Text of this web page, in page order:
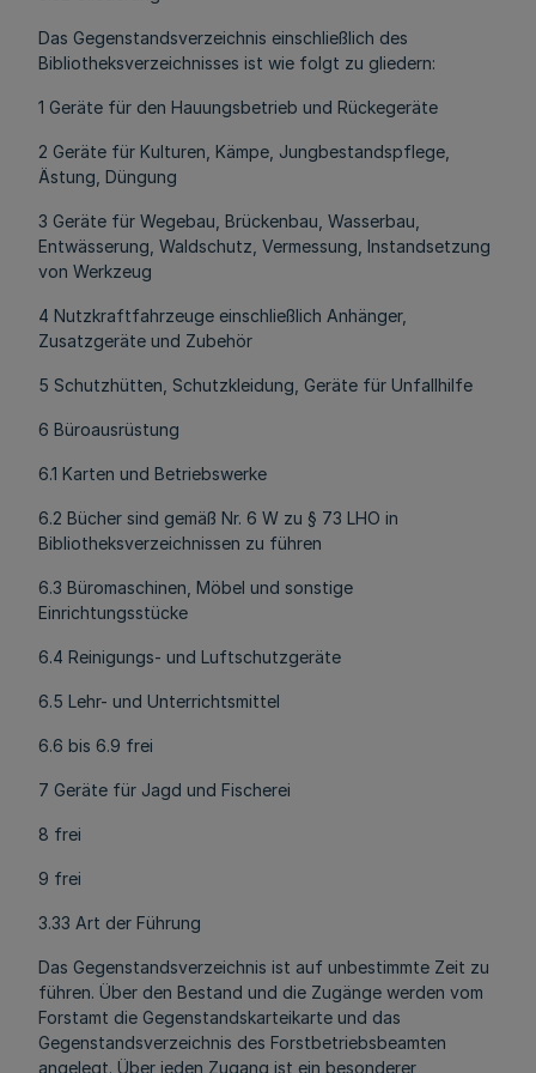
Das Gegenstandsverzeichnis einschließlich des
Bibliotheksverzeichnisses ist wie folgt zu gliedern:
1 Geräte für den Hauungsbetrieb und Rückegeräte
2 Geräte für Kulturen, Kämpe, Jungbestandspflege,
Ästung, Düngung
3 Geräte für Wegebau, Brückenbau, Wasserbau,
Entwässerung, Waldschutz, Vermessung, Instandsetzung
von Werkzeug
4 Nutzkraftfahrzeuge einschließlich Anhänger,
Zusatzgeräte und Zubehör
5 Schutzhütten, Schutzkleidung, Geräte für Unfallhilfe
6 Büroausrüstung
6.1 Karten und Betriebswerke
6.2 Bücher sind gemäß Nr. 6 W zu § 73 LHO in
Bibliotheksverzeichnissen zu führen
6.3 Büromaschinen, Möbel und sonstige
Einrichtungsstücke
6.4 Reinigungs- und Luftschutzgeräte
6.5 Lehr- und Unterrichtsmittel
6.6 bis 6.9 frei
7 Geräte für Jagd und Fischerei
8 frei
9 frei
3.33 Art der Führung
Das Gegenstandsverzeichnis ist auf unbestimmte Zeit zu
führen. Über den Bestand und die Zugänge werden vom
Forstamt die Gegenstandskarteikarte und das
Gegenstandsverzeichnis des Forstbetriebsbeamten
angelegt. Über jeden Zugang ist ein besonderer